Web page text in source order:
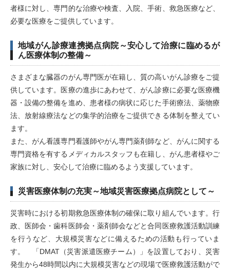
者様に対し、専門的な治療や検査、入院、手術、救急医療など、
必要な医療をご提供しています。
地域がん診療連携拠点病院～安心して治療に臨めるが
ん医療体制の整備～
さまざまな臓器のがん専門医が在籍し、質の高いがん診療をご提
供しています。医療の進歩にあわせて、がん診療に必要な医療機
器・設備の整備を進め、患者様の病状に応じた手術療法、薬物療
法、放射線療法などの集学的治療をご提供できる体制を整えてい
ます。
また、がん看護専門看護師やがん専門薬剤師など、がんに関する
専門資格を有するメディカルスタッフも在籍し、がん患者様やご
家族に対し、安心して治療に臨めるよう支援しています。
災害医療体制の充実～地域災害医療拠点病院として～
災害時における初期救急医療体制の確保に取り組んでいます。行
政、医師会・歯科医師会・薬剤師会などと合同医療救護活動訓練
を行うなど、大規模災害などに備えるための活動も行っていま
す。 「DMAT（災害派遣医療チーム）」を設置しており、災害
発生から48時間以内に大規模災害などの現場で医療救護活動がで